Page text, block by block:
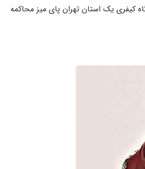
کیفری یک استان تهران پای میز محاکمه